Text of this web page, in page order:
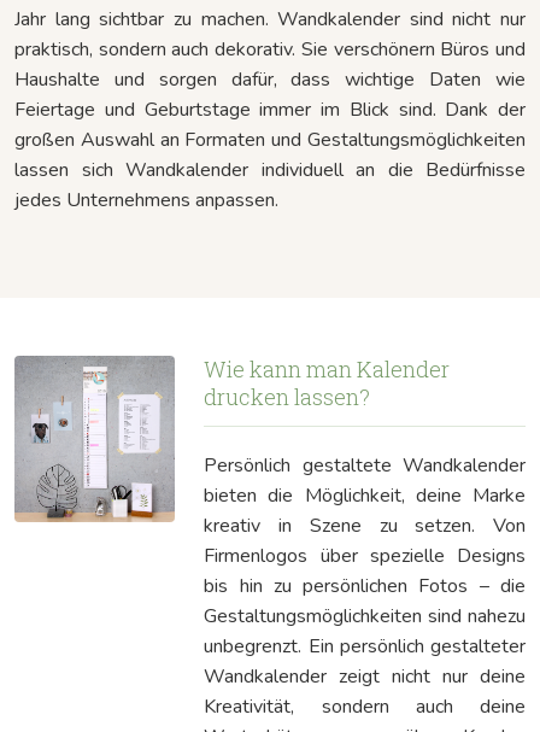
Jahr lang sichtbar zu machen. Wandkalender sind nicht nur
praktisch, sondern auch dekorativ. Sie verschönern Büros und
Haushalte und sorgen dafür, dass wichtige Daten wie
Feiertage und Geburtstage immer im Blick sind. Dank der
großen Auswahl an Formaten und Gestaltungsmöglichkeiten
lassen sich Wandkalender individuell an die Bedürfnisse
jedes Unternehmens anpassen.
Wie kann man Kalender
drucken lassen?
Persönlich gestaltete Wandkalender
bieten die Möglichkeit, deine Marke
kreativ in Szene zu setzen. Von
Firmenlogos über spezielle Designs
bis hin zu persönlichen Fotos – die
Gestaltungsmöglichkeiten sind nahezu
unbegrenzt. Ein persönlich gestalteter
Wandkalender zeigt nicht nur deine
Kreativität, sondern auch deine